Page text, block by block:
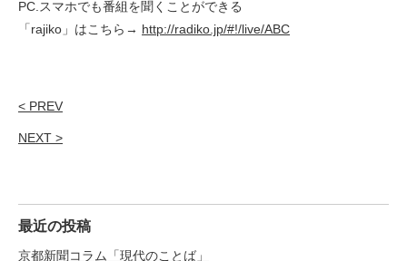
PC.スマホでも番組を聞くことができる
「rajiko」はこちら→ http://radiko.jp/#!/live/ABC
< PREV
NEXT >
最近の投稿
京都新聞コラム「現代のことば」